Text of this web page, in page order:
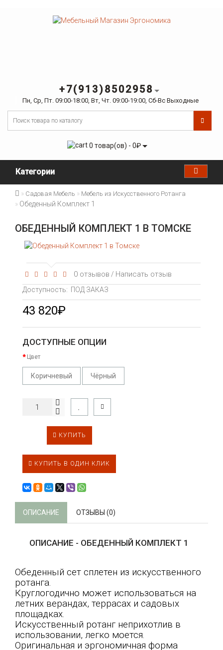
+7(913)8502958
Пн, Ср, Пт. 09:00-18:00, Вт, Чт. 09:00-19:00, Сб-Вс Выходные
0 товар(ов) - 0₽
Категории
Садовая Мебель Мебель из Искусственного Ротанга
Обеденный Комплект 1
ОБЕДЕННЫЙ КОМПЛЕКТ 1 В ТОМСКЕ
0 отзывов / Написать отзыв
Доступность: ПОД ЗАКАЗ
43 820₽
ДОСТУПНЫЕ ОПЦИИ
Цвет
Коричневый Чёрный
КУПИТЬ
КУПИТЬ В ОДИН КЛИК
ОПИСАНИЕ ОТЗЫВЫ (0)
ОПИСАНИЕ - ОБЕДЕННЫЙ КОМПЛЕКТ 1
Обеденный сет сплетен из искусственного
ротанга.
Круглогодично может использоваться на
летних верандах, террасах и садовых
площадках.
Искусственный ротанг неприхотлив в
использовании, легко моется.
Оригинальная и эргономичная форма